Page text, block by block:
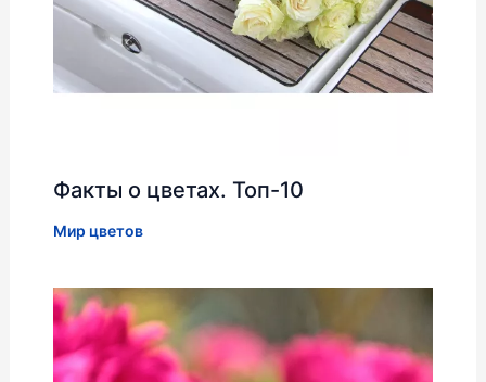
Факты о цветах. Топ-10
Мир цветов